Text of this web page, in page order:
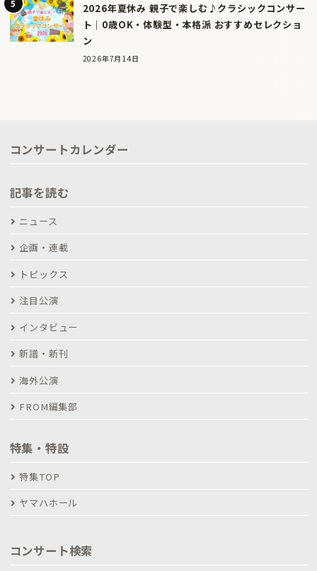
2026年夏休み 親子で楽しむ♪クラシックコンサー
ト｜0歳OK・体験型・本格派 おすすめセレクショ
ン
2026年7月14日
コンサートカレンダー
記事を読む
ニュース
企画・連載
トピックス
注目公演
インタビュー
新譜・新刊
海外公演
FROM編集部
特集・特設
特集TOP
ヤマハホール
コンサート検索